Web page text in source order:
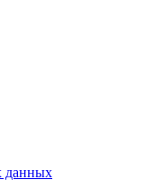
данных